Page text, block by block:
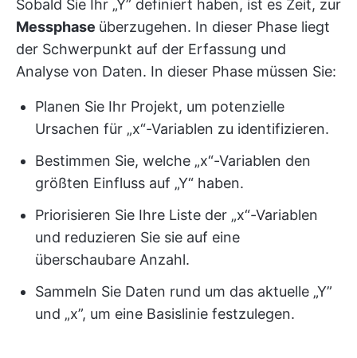
Sobald Sie Ihr „Y” definiert haben, ist es Zeit, zur
Messphase überzugehen. In dieser Phase liegt
der Schwerpunkt auf der Erfassung und
Analyse von Daten. In dieser Phase müssen Sie:
Planen Sie Ihr Projekt, um potenzielle
Ursachen für „x“-Variablen zu identifizieren.
Bestimmen Sie, welche „x“-Variablen den
größten Einfluss auf „Y“ haben.
Priorisieren Sie Ihre Liste der „x“-Variablen
und reduzieren Sie sie auf eine
überschaubare Anzahl.
Sammeln Sie Daten rund um das aktuelle „Y”
und „x”, um eine Basislinie festzulegen.